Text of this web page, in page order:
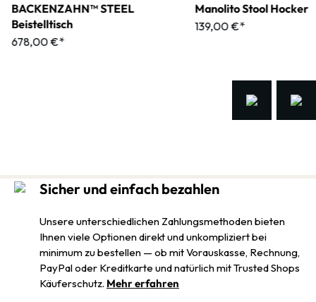
BACKENZAHN™ STEEL
Beistelltisch
678,00 €*
Manolito Stool Hocker
139,00 €*
Sicher und einfach bezahlen
Unsere unterschiedlichen Zahlungsmethoden bieten
Ihnen viele Optionen direkt und unkompliziert bei
minimum zu bestellen — ob mit Vorauskasse, Rechnung,
PayPal oder Kreditkarte und natürlich mit Trusted Shops
Käuferschutz. Mehr erfahren